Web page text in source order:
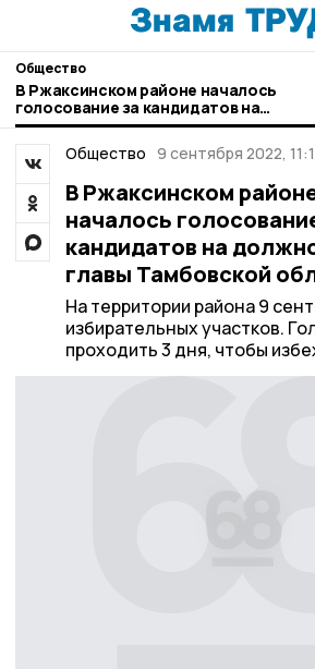
Общество
В Ржаксинском районе началось
голосование за кандидатов на
должность главы Тамбовской
Общество 9 сентября 2022,
В Ржаксинском
началось
кандидатов на
главы Тамбовской
На территории района 9
избирательных участков.
проходить 3 дня, чтобы